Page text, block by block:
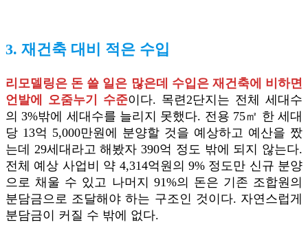
3. 재건축 대비 적은 수입
리모델링은 돈 쓸 일은 많은데 수입은 재건축에 비하면
언발에 오줌누기 수준이다. 목련2단지는 전체 세대수
의 3%밖에 세대수를 늘리지 못했다. 전용 75㎡ 한 세대
당 13억 5,000만원에 분양할 것을 예상하고 예산을 짰
는데 29세대라고 해봤자 390억 정도 밖에 되지 않는다.
전체 예상 사업비 약 4,314억원의 9% 정도만 신규 분양
으로 채울 수 있고 나머지 91%의 돈은 기존 조합원의
분담금으로 조달해야 하는 구조인 것이다. 자연스럽게
분담금이 커질 수 밖에 없다.